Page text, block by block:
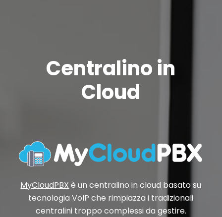
Centralino in
Cloud
MyCloudPBX è un centralino in cloud basato su
tecnologia VoIP che rimpiazza i tradizionali
centralini troppo complessi da gestire.